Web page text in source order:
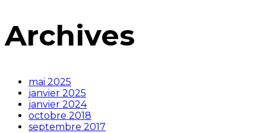
Archives
mai 2025
janvier 2025
janvier 2024
octobre 2018
septembre 2017